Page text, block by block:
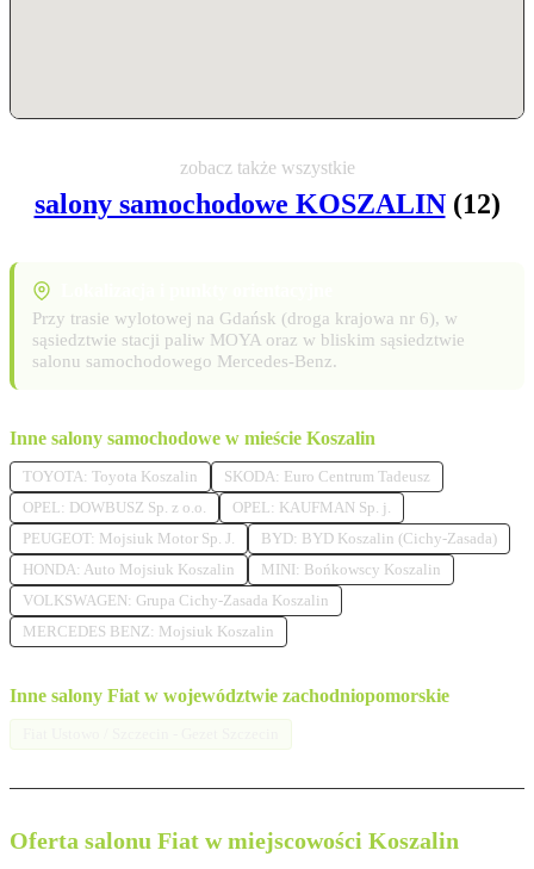
zobacz także wszystkie
salony samochodowe KOSZALIN(12)
Przy trasie wylotowej na Gdańsk (droga krajowa nr 6), w
sąsiedztwie stacji paliw MOYA oraz w bliskim sąsiedztwie
salonu samochodowego Mercedes-Benz.
Inne salony samochodowe w mieście Koszalin
TOYOTA: Toyota Koszalin
SKODA: Euro Centrum Tadeusz
OPEL: DOWBUSZ Sp. z o.o.
OPEL: KAUFMAN Sp. j.
PEUGEOT: Mojsiuk Motor Sp. J.
BYD: BYD Koszalin (Cichy-Zasada)
HONDA: Auto Mojsiuk Koszalin
MINI: Bońkowscy Koszalin
VOLKSWAGEN: Grupa Cichy-Zasada Koszalin
MERCEDES BENZ: Mojsiuk Koszalin
Inne salony Fiat w województwie zachodniopomorskie
Oferta salonu Fiat w miejscowości Koszalin